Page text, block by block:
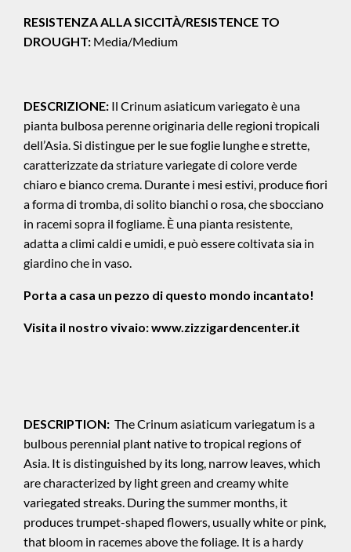
RESISTENZA ALLA SICCITÀ/RESISTENCE TO
DROUGHT: Media/Medium
DESCRIZIONE: Il Crinum asiaticum variegato è una
pianta bulbosa perenne originaria delle regioni tropicali
dell’Asia. Si distingue per le sue foglie lunghe e strette,
caratterizzate da striature variegate di colore verde
chiaro e bianco crema. Durante i mesi estivi, produce fiori
a forma di tromba, di solito bianchi o rosa, che sbocciano
in racemi sopra il fogliame. È una pianta resistente,
adatta a climi caldi e umidi, e può essere coltivata sia in
giardino che in vaso.
Porta a casa un pezzo di questo mondo incantato!
Visita il nostro vivaio:www.zizzigardencenter.it
DESCRIPTION: The Crinum asiaticum variegatum is a
bulbous perennial plant native to tropical regions of
Asia. It is distinguished by its long, narrow leaves, which
are characterized by light green and creamy white
variegated streaks. During the summer months, it
produces trumpet-shaped flowers, usually white or pink,
that bloom in racemes above the foliage. It is a hardy